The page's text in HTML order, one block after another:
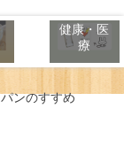
健康・医
療
ンのすすめ